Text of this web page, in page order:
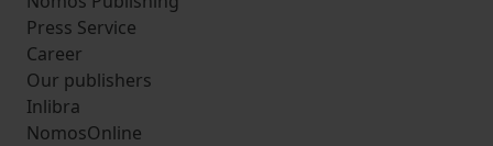
Press Service
Career
Our publishers
Inlibra
NomosOnline